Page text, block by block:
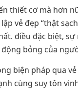
thiết cơ mà hơn
vẻ đẹp “thật
điều đặc biệt,
bỏng của
biện pháp qua
cùng suy tôn